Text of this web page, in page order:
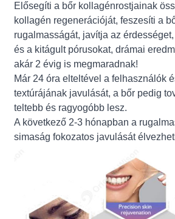
Elősegíti a bőr kollagénrostjainak
kollagén regenerációját, feszesíti a
rugalmasságát, javítja az
és a kitágult pórusokat, drámai
akár 2 évig is megmaradnak!
Már 24 óra elteltével a felhasználók
textúrájának javulását, a bőr pedig
teltebb és ragyogóbb lesz.
A következő 2-3 hónapban a
simaság fokozatos javulását